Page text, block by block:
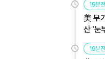
19분전
美 무
산 '눈
19분전